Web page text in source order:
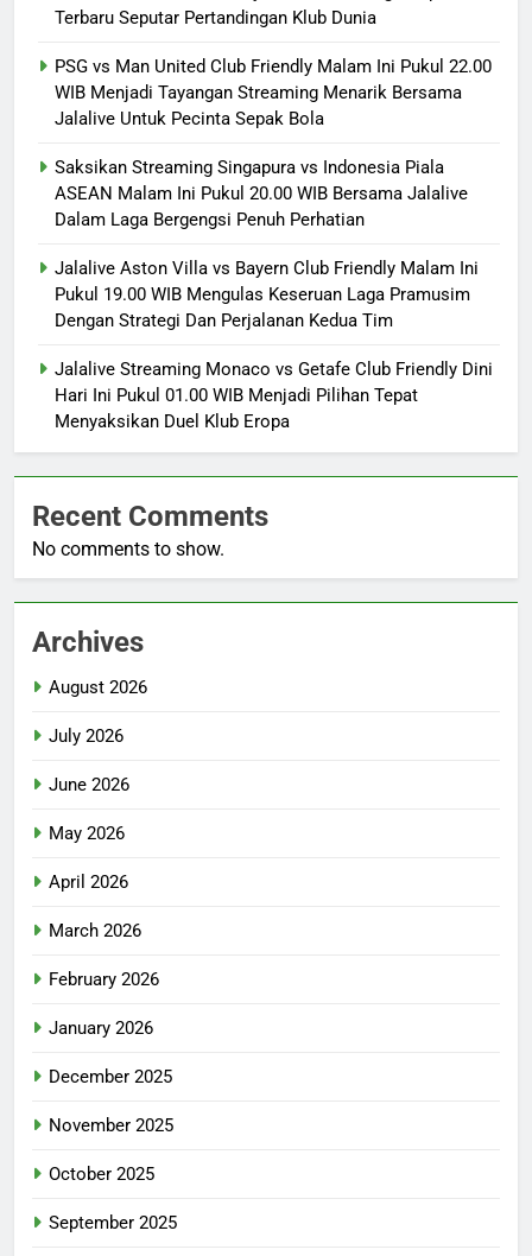
Terbaru Seputar Pertandingan Klub Dunia
PSG vs Man United Club Friendly Malam Ini Pukul 22.00
WIB Menjadi Tayangan Streaming Menarik Bersama
Jalalive Untuk Pecinta Sepak Bola
Saksikan Streaming Singapura vs Indonesia Piala
ASEAN Malam Ini Pukul 20.00 WIB Bersama Jalalive
Dalam Laga Bergengsi Penuh Perhatian
Jalalive Aston Villa vs Bayern Club Friendly Malam Ini
Pukul 19.00 WIB Mengulas Keseruan Laga Pramusim
Dengan Strategi Dan Perjalanan Kedua Tim
Jalalive Streaming Monaco vs Getafe Club Friendly Dini
Hari Ini Pukul 01.00 WIB Menjadi Pilihan Tepat
Menyaksikan Duel Klub Eropa
Recent Comments
No comments to show.
Archives
August 2026
July 2026
June 2026
May 2026
April 2026
March 2026
February 2026
January 2026
December 2025
November 2025
October 2025
September 2025